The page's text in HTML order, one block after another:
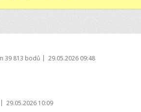
39 813 bodů | 29.05.2026 09:48
| 29.05.2026 10:09